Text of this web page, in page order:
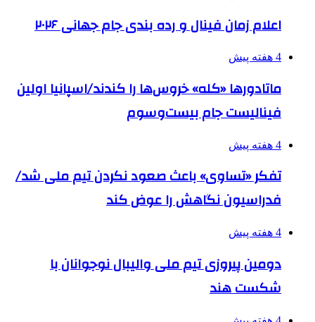
اعلام زمان فینال و رده بندی جام جهانی ۲۰۲۶
4 هفته پیش
ماتادورها «کله» خروس‌ها را کندند/اسپانیا اولین
فینالیست جام بیست‌وسوم
4 هفته پیش
تفکر «تساوی» باعث صعود نکردن تیم ملی شد/
فدراسیون نگاهش را عوض کند
4 هفته پیش
دومین پیروزی تیم ملی والیبال نوجوانان با
شکست هند